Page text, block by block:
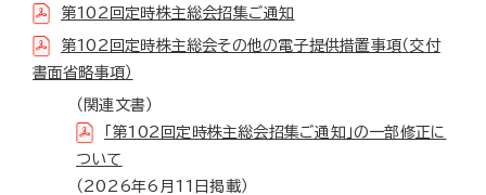
第102回定時株主総会招集ご通知
第102回定時株主総会その他の電子提供措置事項（交付
書面省略事項）
（関連文書）
「第102回定時株主総会招集ご通知」の一部修正に
ついて
（2026年6月11日掲載）